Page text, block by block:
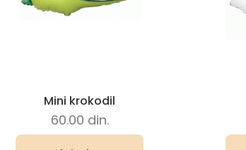
Mini krokodil
60.00 din.